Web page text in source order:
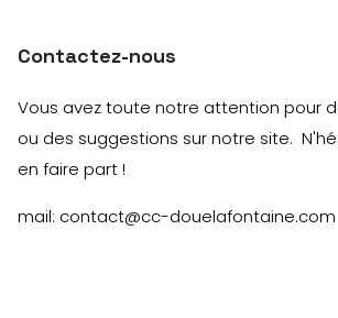
Contactez-nous
Vous avez toute notre attention pour
ou des suggestions sur notre site.
en faire part !
mail: contact@cc-douelafontaine.com